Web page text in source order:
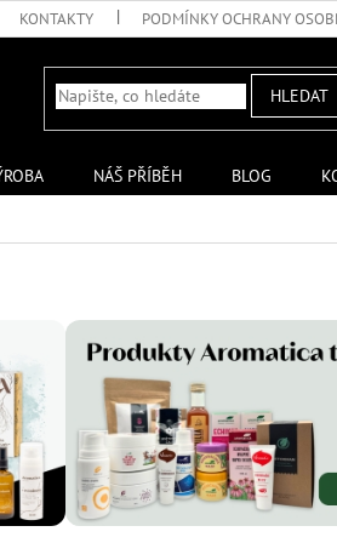
KONTAKTY PODMÍNKY OCHRANY
HLEDAT
NÁŠ PŘÍBĚH BLOG